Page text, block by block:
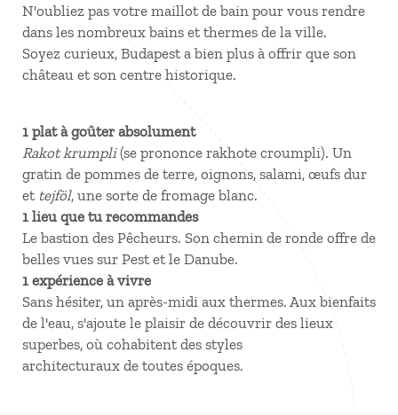
N'oubliez pas votre maillot de bain pour vous rendre
dans les nombreux bains et thermes de la ville.
Soyez curieux, Budapest a bien plus à offrir que son
château et son centre historique.
1 plat à goûter absolument
Rakot krumpli(se prononce rakhote croumpli). Un
gratin de pommes de terre, oignons, salami, œufs dur
et tejföl, une sorte de fromage blanc.
1 lieu que tu recommandes
Le bastion des Pêcheurs. Son chemin de ronde offre de
belles vues sur Pest et le Danube.
1 expérience à vivre
Sans hésiter, un après-midi aux thermes. Aux bienfaits
de l'eau, s'ajoute le plaisir de découvrir des lieux
superbes, où cohabitent des styles
architecturaux de toutes époques.